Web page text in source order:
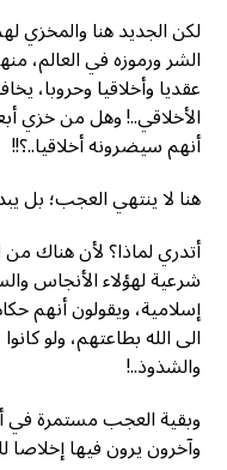
لكن الجديد هنا والمخزي
الشر ورموزه في العالم،
عقديا وأخلاقيا وحروبا،
الأخلاقي..! وهل من خزي
أنهم سيضرونه أخلاقيا..؟!!
هنا لا ينتهي العجب؛ بل
أتدري لماذا؟ لأن هناك
شرعية لهؤلاء الأنجاس
إسلامية، ويقولون أنهم
الى الله بطاعتهم، ولو
والشذوذ..!
وبقية العجب مستمرة في
وآخرون يرون فيها إخلاصا